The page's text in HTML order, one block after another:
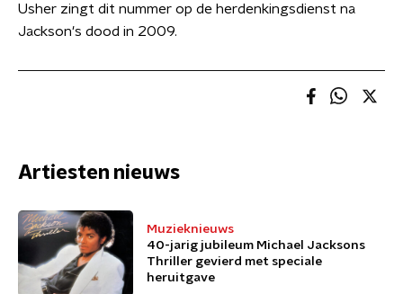
Usher zingt dit nummer op de herdenkingsdienst na
Jackson's dood in 2009.
Artiesten nieuws
Muzieknieuws
40-jarig jubileum Michael Jacksons
Thriller gevierd met speciale
heruitgave